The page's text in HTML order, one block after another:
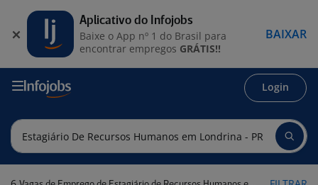
Login
Aplicativo do Infojobs
Baixe o App nº 1 do Brasil para
encontrar empregos GRÁTIS!!
BAIXAR